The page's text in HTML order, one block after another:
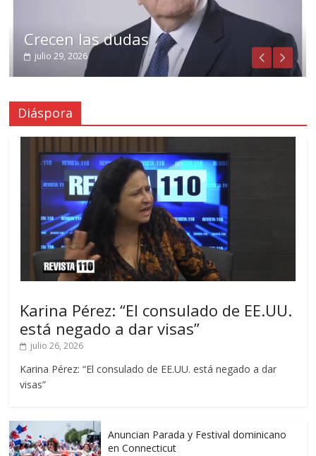
Crecen las dudas
julio 29, 2026
Diáspora
Karina Pérez: “El consulado de EE.UU.
está negado a dar visas”
julio 26, 2026
Karina Pérez: “El consulado de EE.UU. está negado a dar
visas”
Anuncian Parada y Festival dominicano
en Connecticut